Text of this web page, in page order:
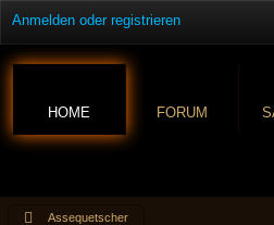
Anmelden oder registrieren
HOME FORUM
Assequetscher